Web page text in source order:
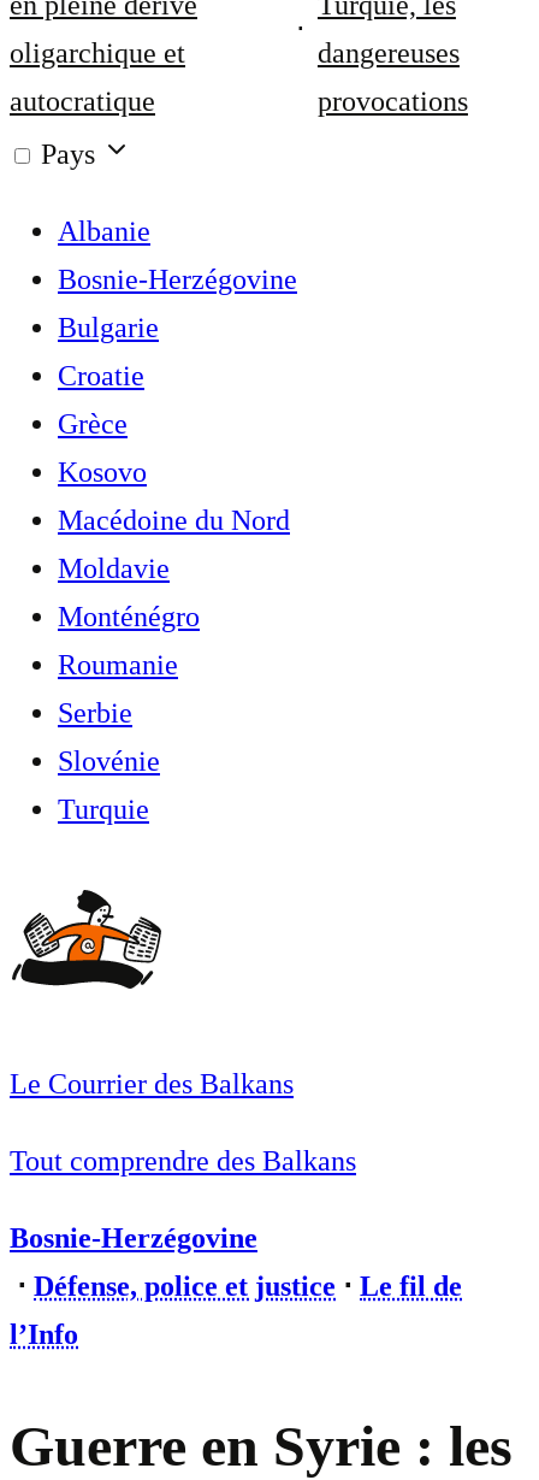
oligarchique et
autocratique
dangereuses
provocations
Pays
Albanie
Bosnie-Herzégovine
Bulgarie
Croatie
Grèce
Kosovo
Macédoine du Nord
Moldavie
Monténégro
Roumanie
Serbie
Slovénie
Turquie
Le Courrier des Balkans
Tout comprendre des Balkans
Bosnie-Herzégovine
⋅ Défense, police et justice ⋅ Le fil de
l’Info
Guerre en Syrie : les